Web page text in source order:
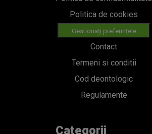
Politica de cookies
Gestionați preferințele
Contact
Termeni si conditii
Cod deontologic
Regulamente
Categorii